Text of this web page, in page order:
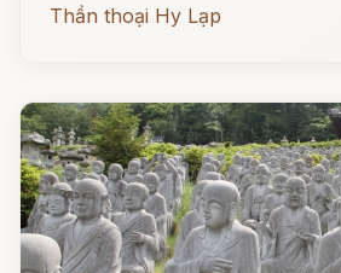
Thần thoại Hy Lạp